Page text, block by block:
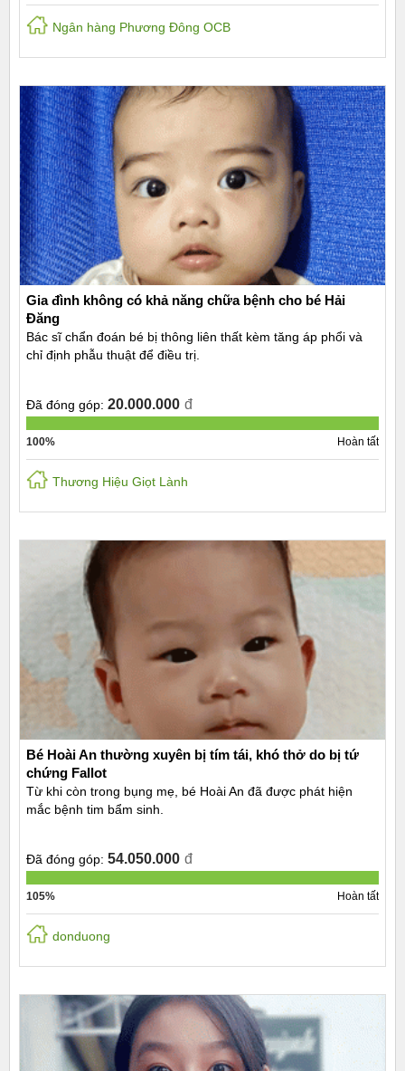
Ngân hàng Phương Đông OCB
Gia đình không có khả năng chữa bệnh cho bé Hải
Đăng
Bác sĩ chẩn đoán bé bị thông liên thất kèm tăng áp phổi và
chỉ định phẫu thuật để điều trị.
Đã đóng góp: 20.000.000 đ
100% Hoàn tất
Thương Hiệu Giọt Lành
Bé Hoài An thường xuyên bị tím tái, khó thở do bị tứ
chứng Fallot
Từ khi còn trong bụng mẹ, bé Hoài An đã được phát hiện
mắc bệnh tim bẩm sinh.
Đã đóng góp: 54.050.000 đ
105% Hoàn tất
donduong